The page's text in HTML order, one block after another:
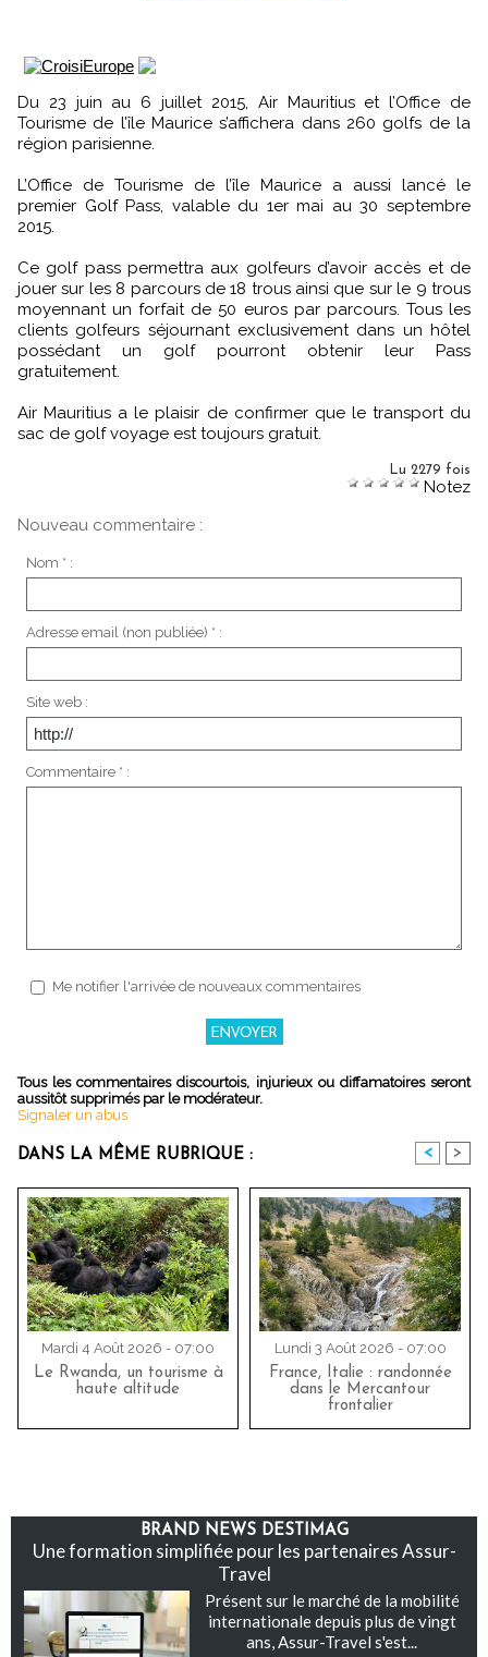
Du 23 juin au 6 juillet 2015, Air Mauritius et l’Office de
Tourisme de l’île Maurice s’affichera dans 260 golfs de la
région parisienne.
L’Office de Tourisme de l’île Maurice a aussi lancé le
premier Golf Pass, valable du 1er mai au 30 septembre
2015.
Ce golf pass permettra aux golfeurs d’avoir accès et de
jouer sur les 8 parcours de 18 trous ainsi que sur le 9 trous
moyennant un forfait de 50 euros par parcours. Tous les
clients golfeurs séjournant exclusivement dans un hôtel
possédant un golf pourront obtenir leur Pass
gratuitement.
Air Mauritius a le plaisir de confirmer que le transport du
sac de golf voyage est toujours gratuit.
Lu 2279 fois
Notez
Nouveau commentaire :
Nom * :
Adresse email (non publiée) * :
Site web :
Commentaire * :
Me notifier l'arrivée de nouveaux commentaires
Tous les commentaires discourtois, injurieux ou diffamatoires seront
aussitôt supprimés par le modérateur.
Signaler un abus
DANS LA MÊME RUBRIQUE : < >
Mardi 4 Août 2026 - 07:00
Le Rwanda, un tourisme à
haute altitude
Lundi 3 Août 2026 - 07:00
France, Italie : randonnée
dans le Mercantour
frontalier
BRAND NEWS DESTIMAG
Une formation simplifiée pour les partenaires Assur-
Travel
Présent sur le marché de la mobilité
internationale depuis plus de vingt
ans, Assur-Travel s'est...